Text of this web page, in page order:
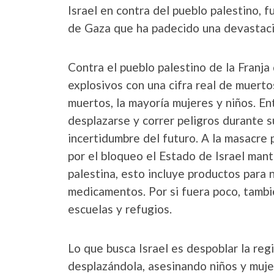
Israel en contra del pueblo palestino,
de Gaza que ha padecido una
Contra el pueblo palestino de la
explosivos con una cifra real de
muertos, la mayoría mujeres y niños.
desplazarse y correr peligros durante
incertidumbre del futuro. A la masacre
por el bloqueo el Estado de Israel
palestina, esto incluye productos para
medicamentos. Por si fuera poco,
escuelas y refugios.
Lo que busca Israel es despoblar la
desplazándola, asesinando niños y